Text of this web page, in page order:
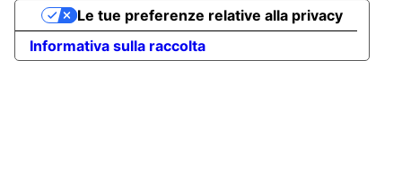
Informativa sulla raccolta
Le tue preferenze relative alla privacy